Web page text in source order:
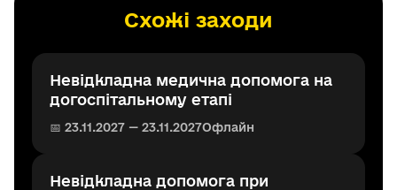
Схожі заходи
Невідкладна медична допомога на
догоспітальному етапі
📅 23.11.2027 — 23.11.2027Офлайн
Невідкладна допомога при